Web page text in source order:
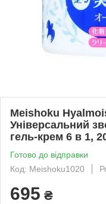
Meishoku
Універсальний
гель-крем 6 в 1,
Готово до відправки
Код: Meishoku1020
695 ₴